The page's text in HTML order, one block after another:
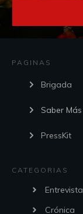
PAGINAS
Brigada
Saber Más
PressKit
CATEGORIAS
Entrevista
Crónica